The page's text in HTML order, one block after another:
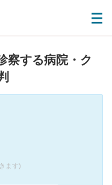
察する病院・ク
ます)